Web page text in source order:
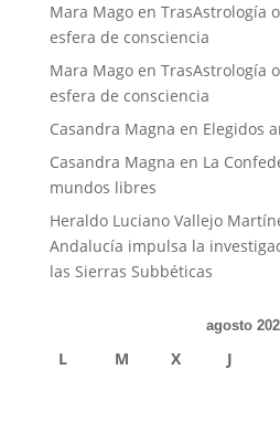
Mara Magoen TrasAstrología
esfera de consciencia
Mara Magoen TrasAstrología
esfera de consciencia
Casandra Magna en Elegidos
Casandra Magna en La
mundos libres
Heraldo Luciano Vallejo
Andalucía impulsa la
las Sierras Subbéticas
agosto
L M X J